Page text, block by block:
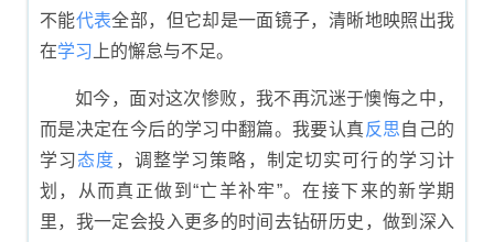
不能代表全部，但它却是一面镜子，清晰地映照出我
在学习 上的懈怠与不足。
如今，面对这次惨败，我不再沉迷于懊悔之中，
而是决定在今后的学习中翻篇。我要认真 反思自己的
学习态度 ，调整学习策略，制定切实可行的学习计
划，从而真正做到“亡羊补牢”。在接下来的新学期
里，我一定会投入更多的时间去钻研历史，做到深入